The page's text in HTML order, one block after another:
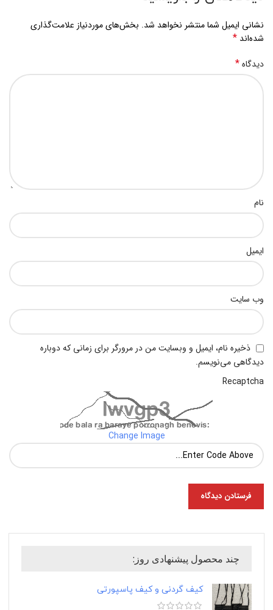
نشانی ایمیل شما منتشر نخواهد شد. بخش‌های موردنیاز علامت‌گذاری
شده‌اند *
دیدگاه*
نام
ایمیل
وب‌ سایت
ذخیره نام، ایمیل و وبسایت من در مرورگر برای زمانی که دوباره
دیدگاهی می‌نویسم.
Recaptcha
Change Image
چند محصول پیشنهادی روز:
کیف گردنی و کیف پاسپورتی